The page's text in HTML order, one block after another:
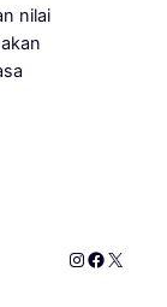
nilai
Instagram
X